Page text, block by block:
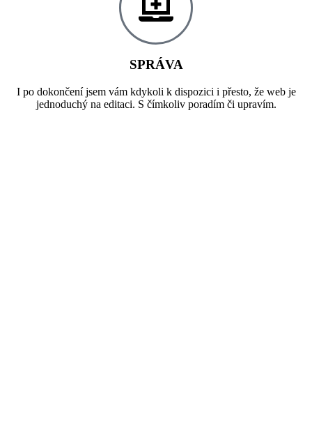
SPRÁVA
I po dokončení jsem vám kdykoli k dispozici i přesto, že web je
jednoduchý na editaci. S čímkoliv poradím či upravím.